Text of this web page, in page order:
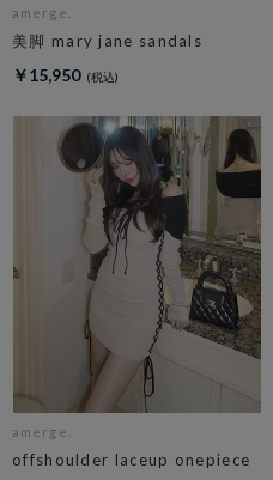
amerge.
美脚 mary jane sandals
￥15,950
amerge.
offshoulder laceup onepiece